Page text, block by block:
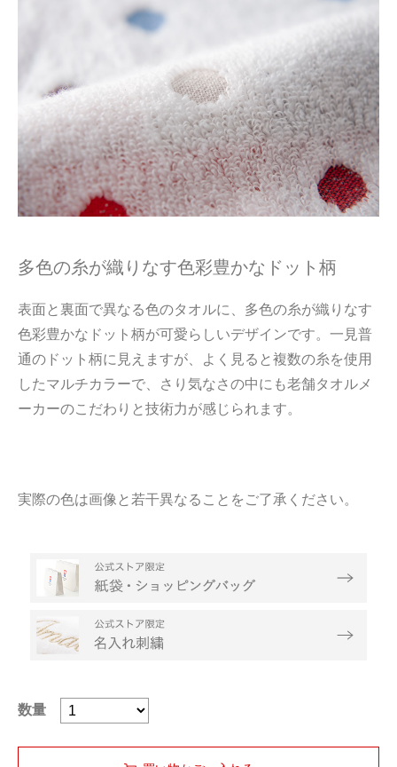
多色の糸が織りなす色彩豊かなドット柄
表面と裏面で異なる色のタオルに、多色の糸が織りなす
色彩豊かなドット柄が可愛らしいデザインです。一見普
通のドット柄に見えますが、よく見ると複数の糸を使用
したマルチカラーで、さり気なさの中にも老舗タオルメ
ーカーのこだわりと技術力が感じられます。
実際の色は画像と若干異なることをご了承ください。
数量